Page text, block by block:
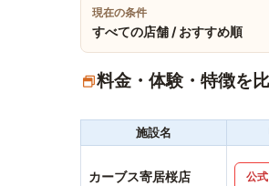
現在の条件
すべての店舗 / おすすめ順
料金・体験・特徴を
施設名
カーブス寄居桜店 公式